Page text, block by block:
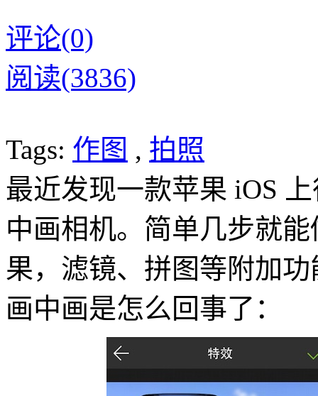
评论(0)
阅读(3836)
Tags: 作图 , 拍照
最近发现一款苹果 iOS
中画相机。简单几步就
果，滤镜、拼图等附加
画中画是怎么回事了：